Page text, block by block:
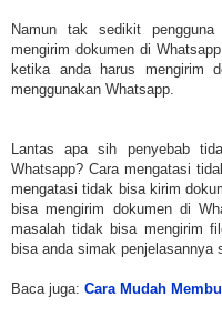
Namun tak sedikit
mengirim dokumen di
ketika anda harus mengirim
menggunakan Whatsapp.
Lantas apa sih penyebab
Whatsapp? Cara mengatasi
mengatasi tidak bisa kirim
bisa mengirim dokumen di
masalah tidak bisa mengirim
bisa anda simak penjelasannya
Baca juga: Cara Mudah